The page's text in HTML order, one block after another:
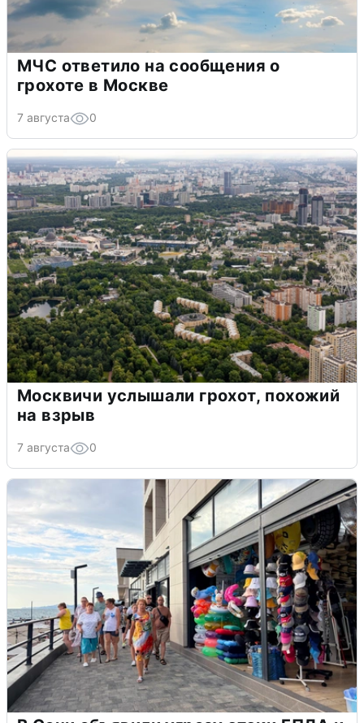
МЧС ответило на сообщения о
грохоте в Москве
7 августа 0
Москвичи услышали грохот, похожий
на взрыв
7 августа 0